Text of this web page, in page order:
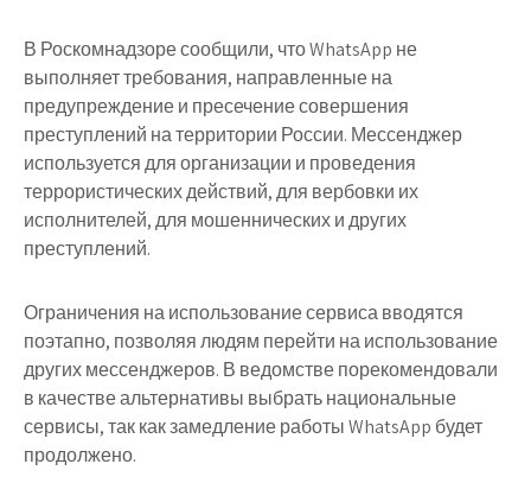
В Роскомнадзоре сообщили, что WhatsApp не
выполняет требования, направленные на
предупреждение и пресечение совершения
преступлений на территории России. Мессенджер
используется для организации и проведения
террористических действий, для вербовки их
исполнителей, для мошеннических и других
преступлений.
Ограничения на использование сервиса вводятся
поэтапно, позволяя людям перейти на использование
других мессенджеров. В ведомстве порекомендовали
в качестве альтернативы выбрать национальные
сервисы, так как замедление работы WhatsApp будет
продолжено.